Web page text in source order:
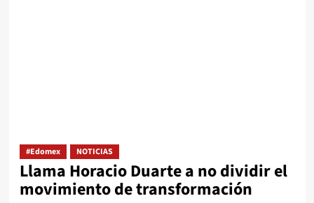
#Edomex NOTICIAS
Llama Horacio Duarte a no dividir el
movimiento de transformación